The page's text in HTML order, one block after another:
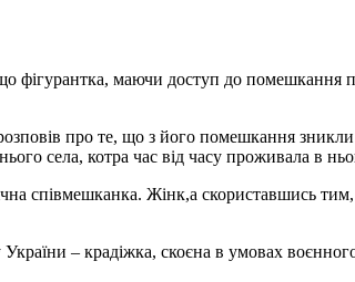
фігурантка, маючи доступ до помешкання
про те, що з його помешкання
села, котра час від часу проживала в
співмешканка. Жінк,а скориставшись
– крадіжка, скоєна в умовах